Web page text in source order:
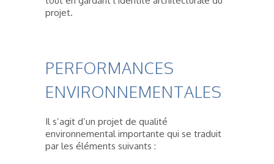
projet.
PERFORMANCES
ENVIRONNEMENTALES
Il s’agit d’un projet de qualité
environnemental importante qui se traduit
par les éléments suivants :